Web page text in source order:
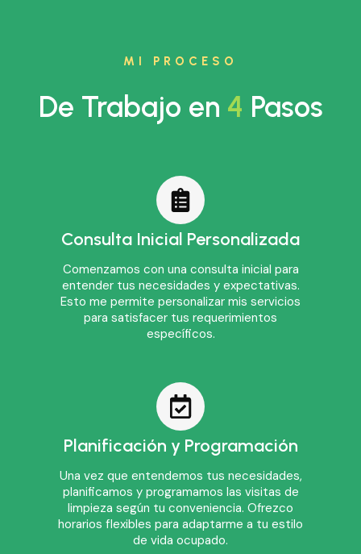
MI PROCESO
De Trabajo en 4 Pasos
Consulta Inicial Personalizada
Comenzamos con una consulta inicial para
entender tus necesidades y expectativas.
Esto me permite personalizar mis servicios
para satisfacer tus requerimientos
específicos.
Planificación y Programación
Una vez que entendemos tus necesidades,
planificamos y programamos las visitas de
limpieza según tu conveniencia. Ofrezco
horarios flexibles para adaptarme a tu estilo
de vida ocupado.